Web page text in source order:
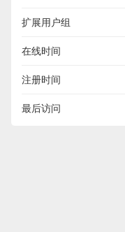
扩展用户组
在线时间
注册时间
最后访问